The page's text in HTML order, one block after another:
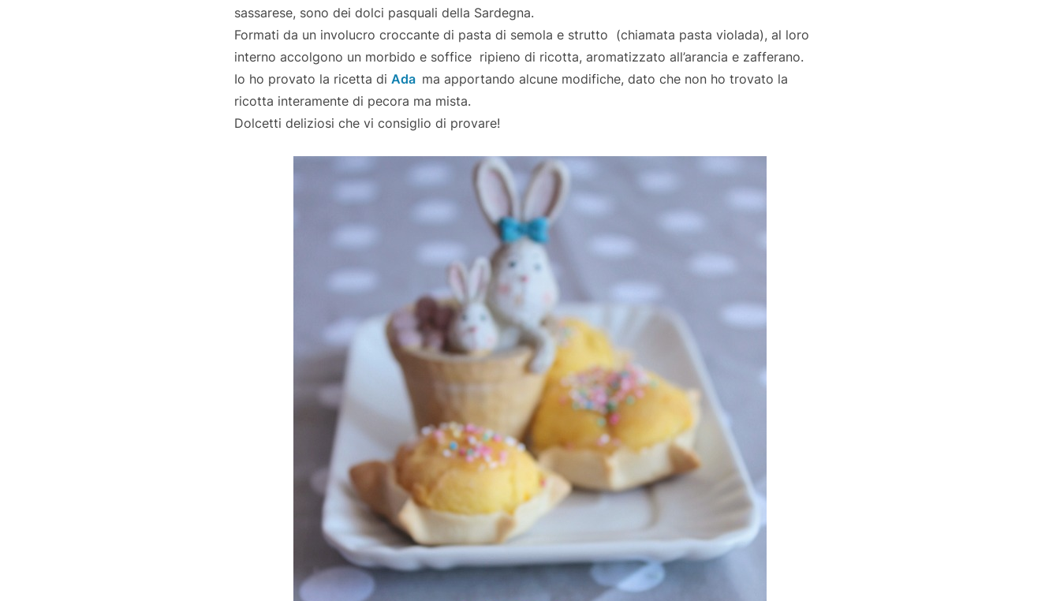
sassarese, sono dei dolci pasquali della Sardegna.
Formati da un involucro croccante di pasta di semola e strutto (chiamata pasta violada), al loro
interno accolgono un morbido e soffice ripieno di ricotta, aromatizzato all’arancia e zafferano.
Io ho provato la ricetta di Ada ma apportando alcune modifiche, dato che non ho trovato la
ricotta interamente di pecora ma mista.
Dolcetti deliziosi che vi consiglio di provare!